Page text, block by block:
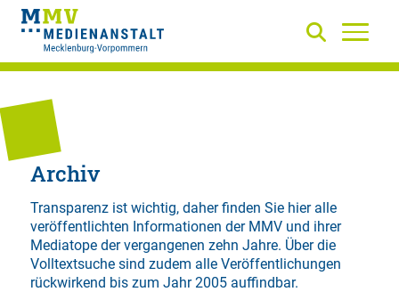
Archiv
Transparenz ist wichtig, daher finden Sie hier alle
veröffentlichten Informationen der MMV und ihrer
Mediatope der vergangenen zehn Jahre. Über die
Volltextsuchesind zudem alle Veröffentlichungen
rückwirkend bis zum Jahr 2005 auffindbar.